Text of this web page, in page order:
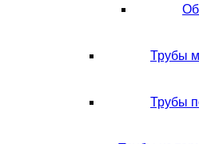
Трубы
Трубы